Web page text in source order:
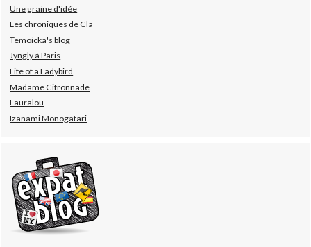
Une graine d'idée
Les chroniques de Cla
Temoicka's blog
Jyngly à Paris
Life of a Ladybird
Madame Citronnade
Lauralou
Izanami Monogatari